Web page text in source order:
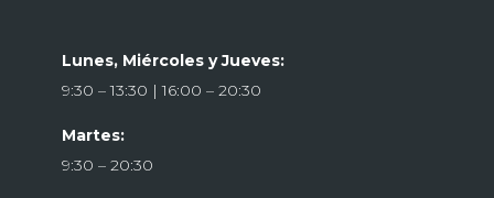
Lunes, Miércoles y Jueves:
9:30 – 13:30 | 16:00 – 20:30
Martes:
9:30 – 20:30